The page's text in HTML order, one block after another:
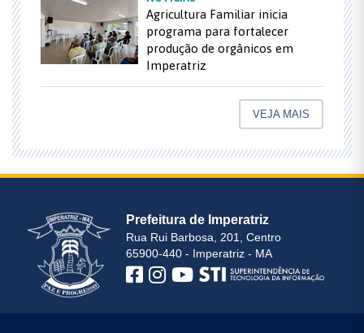
Agricultura Familiar inicia
programa para fortalecer
produção de orgânicos em
Imperatriz
VEJA MAIS
Prefeitura de Imperatriz
Rua Rui Barbosa, 201, Centro
65900-440 - Imperatriz - MA